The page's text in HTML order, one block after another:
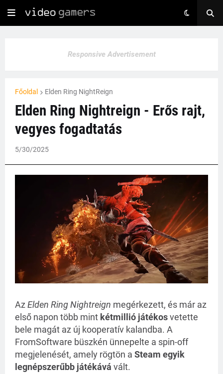
Responsive Advertisement
Főoldal Elden Ring NightReign
Elden Ring Nightreign - Erős rajt,
vegyes fogadtatás
5/30/2025
AzElden Ring Nightreign megérkezett, és már az
első napon több mint kétmillió játékosvetette
bele magát az új kooperatív kalandba. A
FromSoftware büszkén ünnepelte a spin-off
megjelenését, amely rögtön a Steam egyik
legnépszerűbb játékává vált.